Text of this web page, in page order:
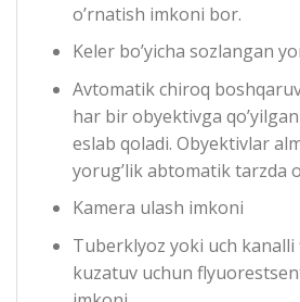
o’rnatish imkoni bor.
Keler bo’yicha sozlangan
Avtomatik chiroq
har bir obyektivga
eslab qoladi. Obyektivlar
yorug’lik abtomatik tarzda
Kamera ulash imkoni
Tuberklyoz yoki uch
kuzatuv uchun